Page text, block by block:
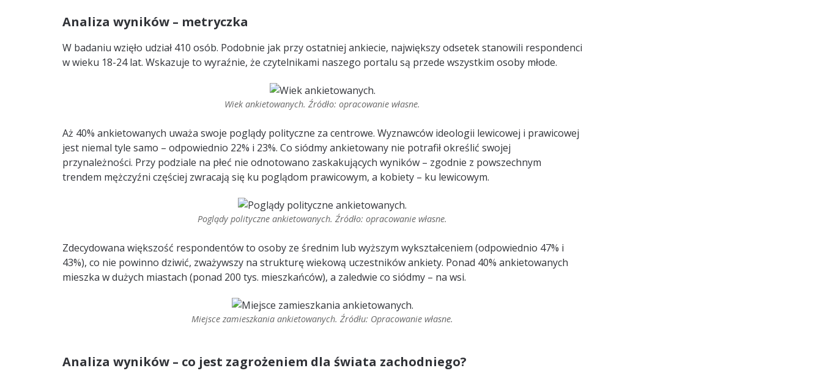
Analiza wyników – metryczka
W badaniu wzięło udział 410 osób. Podobnie jak przy ostatniej ankiecie, największy odsetek stanowili respondenci
w wieku 18-24 lat. Wskazuje to wyraźnie, że czytelnikami naszego portalu są przede wszystkim osoby młode.
Wiek ankietowanych. Źródło: opracowanie własne.
Aż 40% ankietowanych uważa swoje poglądy polityczne za centrowe. Wyznawców ideologii lewicowej i prawicowej
jest niemal tyle samo – odpowiednio 22% i 23%. Co siódmy ankietowany nie potrafił określić swojej
przynależności. Przy podziale na płeć nie odnotowano zaskakujących wyników – zgodnie z powszechnym
trendem mężczyźni częściej zwracają się ku poglądom prawicowym, a kobiety – ku lewicowym.
Poglądy polityczne ankietowanych. Źródło: opracowanie własne.
Zdecydowana większość respondentów to osoby ze średnim lub wyższym wykształceniem (odpowiednio 47% i
43%), co nie powinno dziwić, zważywszy na strukturę wiekową uczestników ankiety. Ponad 40% ankietowanych
mieszka w dużych miastach (ponad 200 tys. mieszkańców), a zaledwie co siódmy – na wsi.
Miejsce zamieszkania ankietowanych. Źródłu: Opracowanie własne.
Analiza wyników – co jest zagrożeniem dla świata zachodniego?